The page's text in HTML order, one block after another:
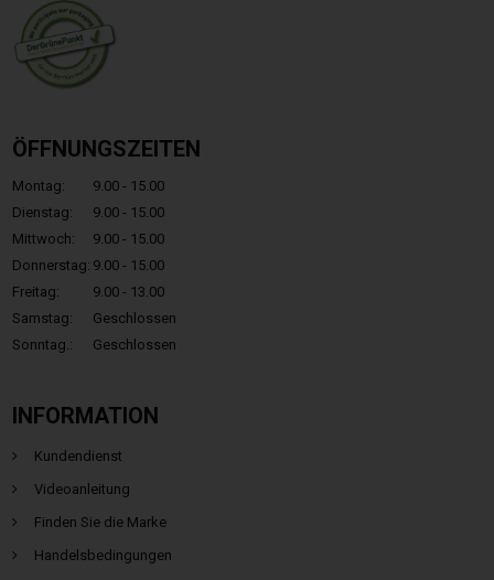
ÖFFNUNGSZEITEN
Montag:
9.00 - 15.00
Dienstag:
9.00 - 15.00
Mittwoch:
9.00 - 15.00
Donnerstag: 9.00 - 15.00
Freitag:
9.00 - 13.00
Samstag:
Geschlossen
Sonntag.:
Geschlossen
INFORMATION
Kundendienst
Videoanleitung
Finden Sie die Marke
Handelsbedingungen